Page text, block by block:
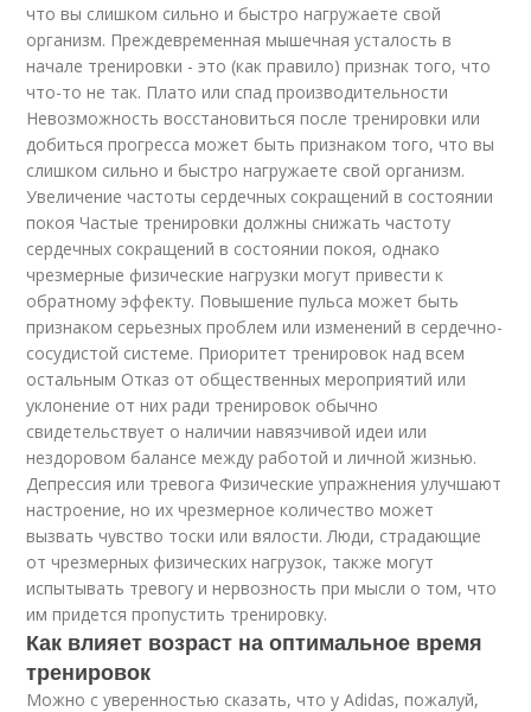
что вы слишком сильно и быстро нагружаете свой
организм. Преждевременная мышечная усталость в
начале тренировки - это (как правило) признак того, что
что-то не так. Плато или спад производительности
Невозможность восстановиться после тренировки или
добиться прогресса может быть признаком того, что вы
слишком сильно и быстро нагружаете свой организм.
Увеличение частоты сердечных сокращений в состоянии
покоя Частые тренировки должны снижать частоту
сердечных сокращений в состоянии покоя, однако
чрезмерные физические нагрузки могут привести к
обратному эффекту. Повышение пульса может быть
признаком серьезных проблем или изменений в сердечно-
сосудистой системе. Приоритет тренировок над всем
остальным Отказ от общественных мероприятий или
уклонение от них ради тренировок обычно
свидетельствует о наличии навязчивой идеи или
нездоровом балансе между работой и личной жизнью.
Депрессия или тревога Физические упражнения улучшают
настроение, но их чрезмерное количество может
вызвать чувство тоски или вялости. Люди, страдающие
от чрезмерных физических нагрузок, также могут
испытывать тревогу и нервозность при мысли о том, что
им придется пропустить тренировку.
Как влияет возраст на оптимальное время
тренировок
Можно с уверенностью сказать, что у Adidas, пожалуй,